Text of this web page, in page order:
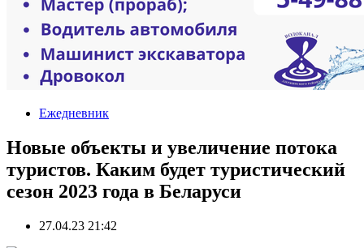
Ежедневник
Новые объекты и увеличение потока
туристов. Каким будет туристический
сезон 2023 года в Беларуси
27.04.23 21:42